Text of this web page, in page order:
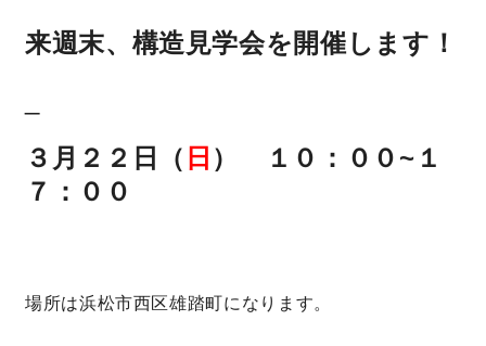
来週末、構造見学会を開催します！
３月２２日（ 日 ） １０：００~１
７：００
場所は浜松市西区雄踏町になります。